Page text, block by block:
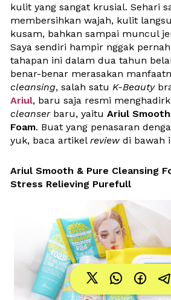
kulit yang sangat krusial. Sehari
membersihkan wajah, kulit
kusam, bahkan sampai muncul
Saya sendiri hampir nggak
tahapan ini dalam dua tahun
cleansing, salah satu K-Beauty
Ariul
cleanser baru, yaitu Ariul
Foam. Buat yang penasaran
yuk, baca artikel review di bawah
Ariul Smooth & Pure Cleansing
Stress Relieving Purefull